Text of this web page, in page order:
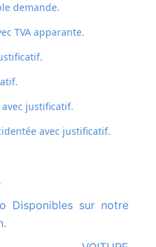
demande.
TVA apparante.
avec justificatif.
avec justificatif.